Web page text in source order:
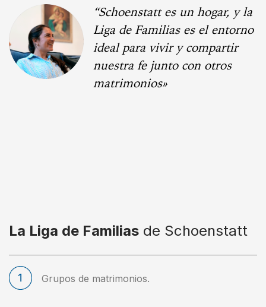
“Schoenstatt es un hogar, y la
Liga de Familias es el entorno
ideal para vivir y compartir
nuestra fe junto con otros
matrimonios»
La Liga de Familias de Schoenstatt
Grupos de matrimonios.